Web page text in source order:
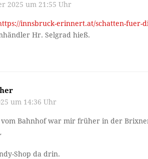
2025 um 21:55 Uhr
innsbruck-erinnert.at/schatten-fuer-
Hr. Selgrad hieß.
um 14:36 Uhr
Bahnhof war mir früher in der
Shop da drin.